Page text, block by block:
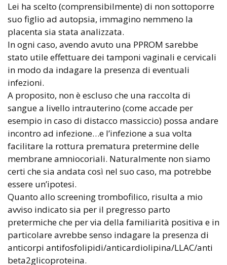
Lei ha scelto (comprensibilmente) di non sottoporre
suo figlio ad autopsia, immagino nemmeno la
placenta sia stata analizzata.
In ogni caso, avendo avuto una PPROM sarebbe
stato utile effettuare dei tamponi vaginali e cervicali
in modo da indagare la presenza di eventuali
infezioni.
A proposito, non è escluso che una raccolta di
sangue a livello intrauterino (come accade per
esempio in caso di distacco massiccio) possa andare
incontro ad infezione…e l’infezione a sua volta
facilitare la rottura prematura pretermine delle
membrane amniocoriali. Naturalmente non siamo
certi che sia andata così nel suo caso, ma potrebbe
essere un’ipotesi.
Quanto allo screening trombofilico, risulta a mio
avviso indicato sia per il pregresso parto
pretermiche che per via della familiarità positiva e in
particolare avrebbe senso indagare la presenza di
anticorpi antifosfolipidi/anticardiolipina/LLAC/anti
beta2glicoproteina.